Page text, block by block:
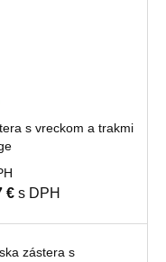
s vreckom a trakmi
€ s DPH